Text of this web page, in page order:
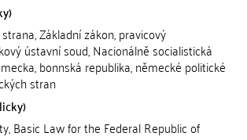
Základní zákon, pravicový
ústavní soud, Nacionálně socialistická
bonnská republika, německé politické
stran
Basic Law for the Federal Republic of